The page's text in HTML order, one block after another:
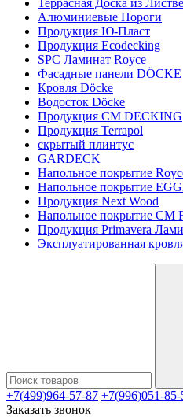
Террасная Доска из
Алюминиевые Пороги
Продукция Ю-Пласт
Продукция Ecodecking
SPC Ламинат Royce
Фасадные панели DÖCKE
Кровля Döcke
Водосток Döcke
Продукция CM DECKING
Продукция Terrapol
скрытый плинтус
GARDECK
Напольное покрытие
Напольное покрытие
Продукция Next Wood
Напольное покрытие CM
Продукция Primavera
Эксплуатированная
+7(499)964-57-87 +7(996)051-85-
Заказать звонок